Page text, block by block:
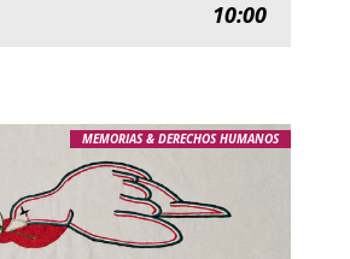
10:00
MEMORIAS & DERECHOS HUMANOS